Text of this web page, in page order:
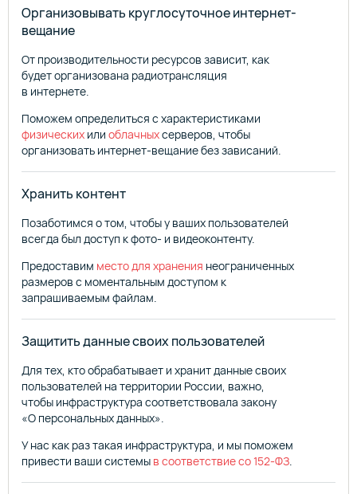
Организовывать круглосуточное интернет-
вещание
От производительности ресурсов зависит, как
будет организована радиотрансляция
в интернете.
Поможем определиться с характеристиками
физических или облачныхсерверов, чтобы
организовать интернет-вещание без зависаний.
Хранить контент
Позаботимся о том, чтобы у ваших пользователей
всегда был доступ к фото- и видеоконтенту.
Предоставим место для хранения неограниченных
размеров с моментальным доступом к
запрашиваемым файлам.
Защитить данные своих пользователей
Для тех, кто обрабатывает и хранит данные своих
пользователей на территории России, важно,
чтобы инфраструктура соответствовала закону
«О персональных данных».
У нас как раз такая инфраструктура, и мы поможем
привести ваши системы в соответствие со 152-ФЗ